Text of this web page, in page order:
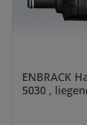
ENBRACK
5030 ,